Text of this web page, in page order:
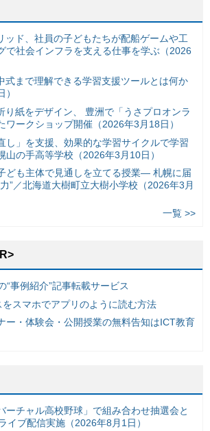
ッド、社員の子どもたちが配船ゲームや工
で社会インフラを支える仕事を学ぶ（2026
式まで理解できる学習支援ツールとは何か
）
り紙をデザイン、 豊洲で「うさプロオンラ
ワークショップ開催（2026年3月18日）
し」を支援、効果的な学習サイクルで学習
山の手高等学校（2026年3月10日）
ども主体で見通しを立てる授業— 札幌に届
”／北海道大樹町立大樹小学校（2026年3月
一覧 >>
“事例紹介”記事転載サービス
スマホでアプリのように読む方法
ー・体験会・公開授業の無料告知はICT教育
ーチャル高校野球」で組み合わせ抽選会と
イブ配信実施（2026年8月1日）